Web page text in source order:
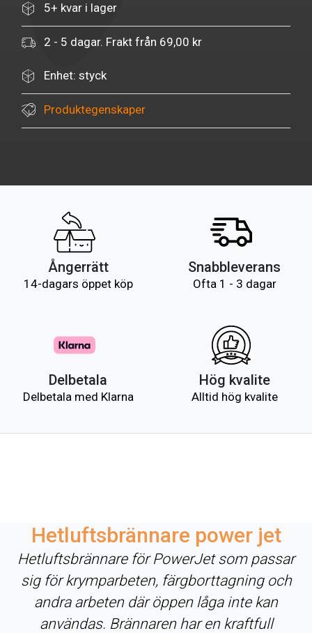
5+ kvar i lager
2 - 5 dagar. Frakt från 69,00 kr
Enhet: styck
Produktegenskaper
Ångerrätt
14-dagars öppet köp
Snabbleverans
Ofta 1 - 3 dagar
Delbetala
Delbetala med Klarna
Hög kvalite
Alltid hög kvalite
Hetluftsbrännare power jet
Hetluftsbrännare för PowerJet som passar
sig för krymparbeten, färgborttagning och
andra arbeten där öppen låga inte kan
användas. Brännaren har en kraftfull